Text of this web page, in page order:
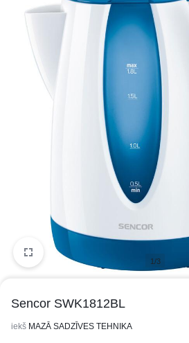
1/3
Sencor SWK1812BL
iekš MAZĀ SADZĪVES TEHNIKA